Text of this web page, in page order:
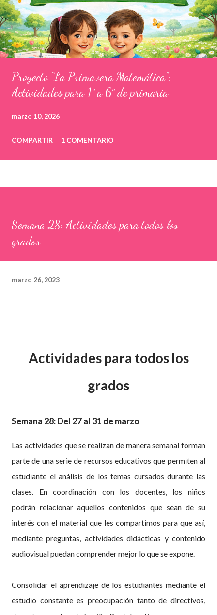
Proyecto “La Primavera Matemática”:
Actividades para 1° a 6° de primaria
marzo 10, 2026
COMPARTIR 1 COMENTARIO
Semana 28: Actividades para todos los
grados
marzo 26, 2023
Actividades para todos los
grados
Semana 28: Del 27 al 31 de marzo
Las actividades que se realizan de manera semanal forman
parte de una serie de recursos educativos que permiten al
estudiante el análisis de los temas cursados durante las
clases. En coordinación con los docentes, los niños
podrán relacionar aquellos contenidos que sean de su
interés con el material que les compartimos para que así,
mediante preguntas, actividades didácticas y contenido
audiovisual puedan comprender mejor lo que se expone.
Consolidar el aprendizaje de los estudiantes mediante el
estudio constante es preocupación tanto de directivos,